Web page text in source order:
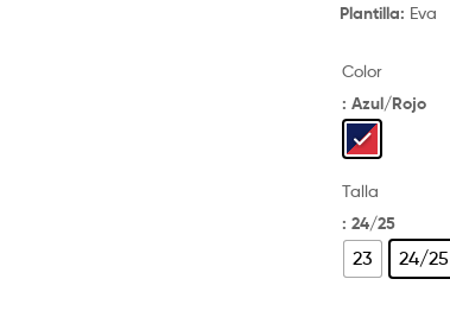
Plantilla: Eva
Color
: Azul/Rojo
Talla
: 24/25
23 24/25